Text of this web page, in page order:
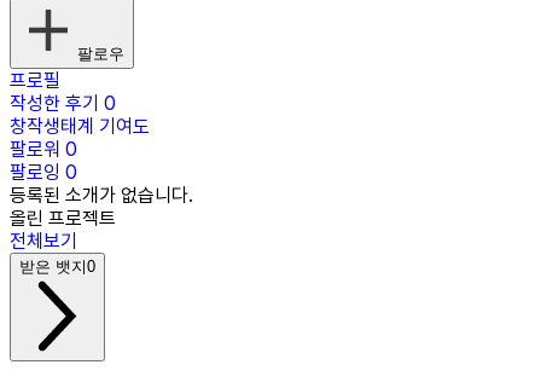
팔로우
프로필
작성한 후기 0
창작생태계 기여도
팔로워 0
팔로잉 0
등록된 소개가 없습니다.
올린 프로젝트
전체보기
받은 뱃지0